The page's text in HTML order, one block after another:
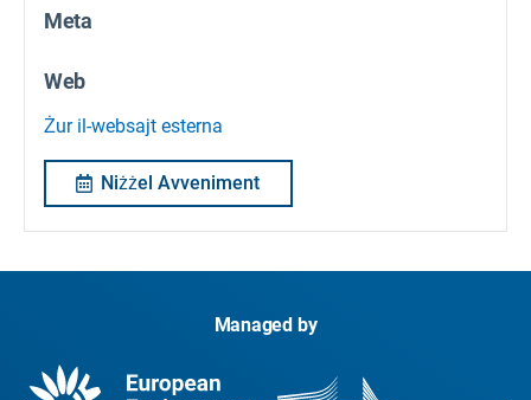
Meta
Web
Żur il-websajt esterna
Niżżel Avveniment
Managed by